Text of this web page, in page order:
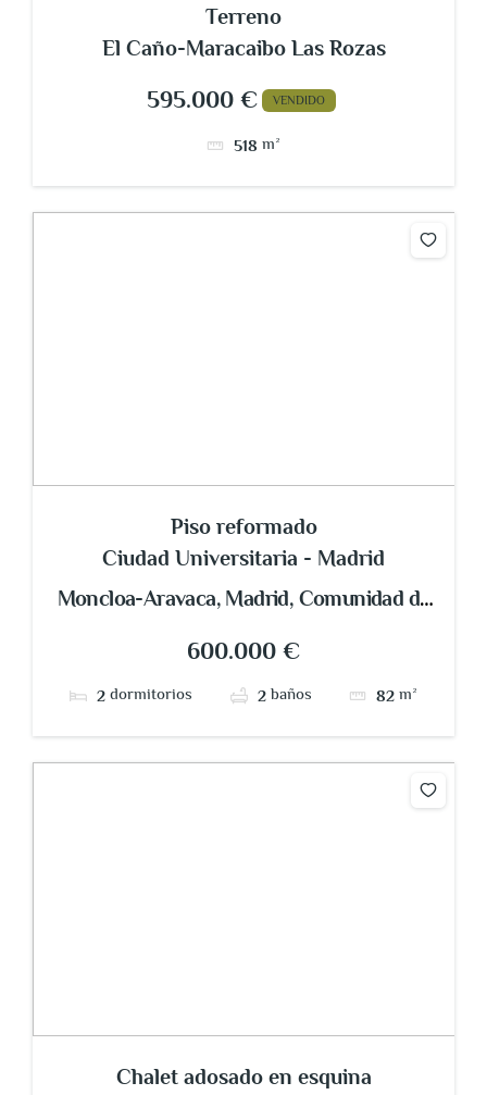
Terreno
El Caño-Maracaibo Las Rozas
595.000 € VENDIDO
518 m²
Piso reformado
Ciudad Universitaria - Madrid
Moncloa-Aravaca, Madrid, Comunidad de
600.000 €
2dormitorios 2baños 82 m²
Chalet adosado en esquina